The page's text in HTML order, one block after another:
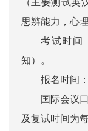
（主要测试英
思辨能力，心
考试时间
知）。
报名时间：
国际会议
及复试时间为